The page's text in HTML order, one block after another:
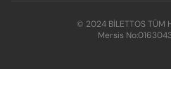
© 2024 BİLETTOS TÜM
Mersis No: